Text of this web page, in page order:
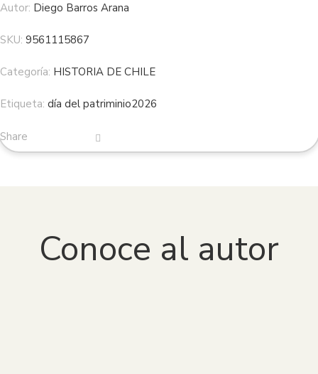
Autor: Diego Barros Arana
SKU: 9561115867
Categoría: HISTORIA DE CHILE
Etiqueta: día del patriminio2026
Share
Conoce al autor